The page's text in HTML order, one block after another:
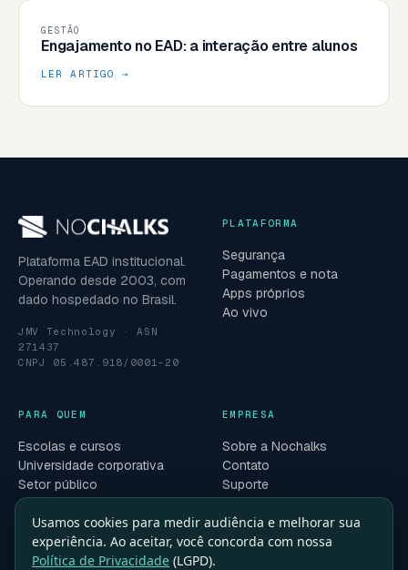
GESTÃO
Engajamento no EAD: a interação entre alunos
LER ARTIGO →
Plataforma EAD institucional.
Operando desde 2003, com
dado hospedado no Brasil.
JMV Technology · ASN
271437
CNPJ 05.487.918/0001-20
PLATAFORMA
Segurança
Pagamentos e nota
Apps próprios
Ao vivo
PARA QUEM
Escolas e cursos
Universidade corporativa
Setor público
Centros de treinamento
EMPRESA
Sobre a Nochalks
Contato
Suporte
Solicitar demonstração
Blog
Usamos cookies para medir audiência e melhorar sua
experiência. Ao aceitar, você concorda com nossa
Política de Privacidade (LGPD).